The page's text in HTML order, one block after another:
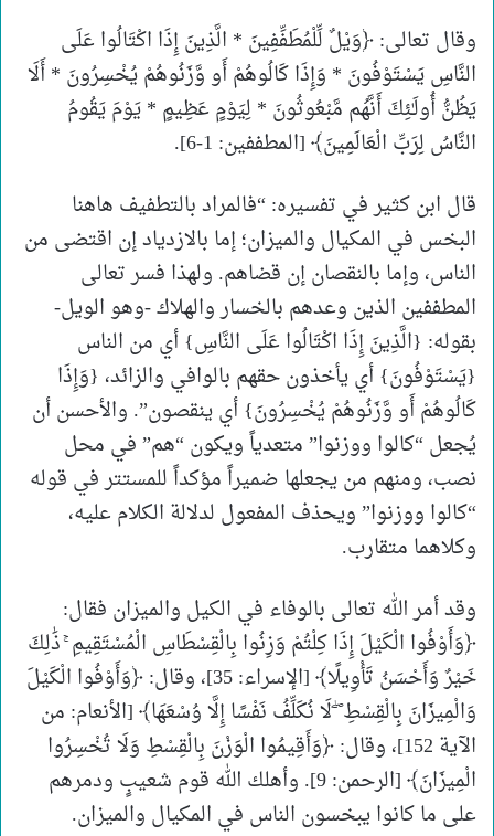
وقال تعالى: ﴿وَيْلٌ لِّلْمُطَفِّفِينَ * الَّذِينَ إِذَا اكْتَالُوا عَلَى
النَّاسِ يَسْتَوْفُونَ * وَإِذَا كَالُوهُمْ أَو وَّزَنُوهُمْ يُخْسِرُونَ * أَلَا
يَظُنُّ أُولَـٰئِكَ أَنَّهُم مَّبْعُوثُونَ * لِيَوْمٍ عَظِيمٍ * يَوْمَ يَقُومُ
النَّاسُ لِرَبِّ الْعَالَمِينَ﴾ [المطففين: 1-6].
قال ابن كثير في تفسيره: “فالمراد بالتطفيف هاهنا
البخس في المكيال والميزان؛ إما بالازدياد إن اقتضى من
الناس، وإما بالنقصان إن قضاهم. ولهذا فسر تعالى
المطففين الذين وعدهم بالخسار والهلاك -وهو الويل-
بقوله: {الَّذِينَ إِذَا اكْتَالُوا عَلَى النَّاسِ} أي من الناس
{يَسْتَوْفُونَ} أي يأخذون حقهم بالوافي والزائد، {وَإِذَا
كَالُوهُمْ أَو وَّزَنُوهُمْ يُخْسِرُونَ} أي ينقصون”. والأحسن أن
يُجعل “كالوا ووزنوا” متعدياً ويكون “هم” في محل
نصب، ومنهم من يجعلها ضميراً مؤكداً للمستتر في قوله
“كالوا ووزنوا” ويحذف المفعول لدلالة الكلام عليه،
وكلاهما متقارب.
وقد أمر الله تعالى بالوفاء في الكيل والميزان فقال:
﴿وَأَوْفُوا الْكَيْلَ إِذَا كِلْتُمْ وَزِنُوا بِالْقِسْطَاسِ الْمُسْتَقِيمِ ۚ ذَٰلِكَ
خَيْرٌ وَأَحْسَنُ تَأْوِيلًا﴾ [الإسراء: 35]، وقال: ﴿وَأَوْفُوا الْكَيْلَ
وَالْمِيزَانَ بِالْقِسْطِ ۖ لَا نُكَلِّفُ نَفْسًا إِلَّا وُسْعَهَا﴾ [الأنعام: من
الآية 152]، وقال: ﴿وَأَقِيمُوا الْوَزْنَ بِالْقِسْطِ وَلَا تُخْسِرُوا
الْمِيزَانَ﴾ [الرحمن: 9]. وأهلك الله قوم شعيبٍ ودمرهم
على ما كانوا يبخسون الناس في المكيال والميزان.